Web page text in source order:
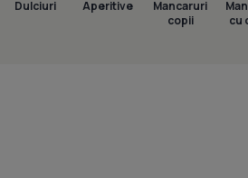
Dulciuri Aperitive
Mancaruri
copii
cu